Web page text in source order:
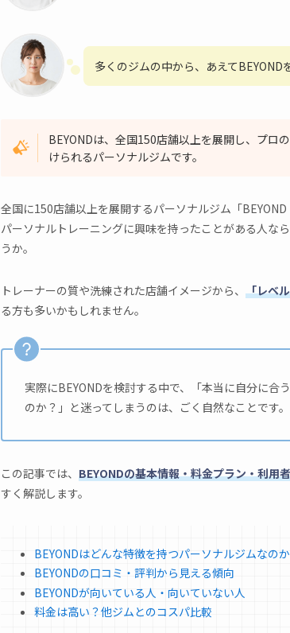
多くのジムの中から、あえてBEYOND
BEYONDは、全国150店舗以上を展開し、プロ
けられるパーソナルジムです。
全国に150店舗以上を展開するパーソナルジム「BEYOND
パーソナルトレーニングに興味を持ったことがある人な
うか。
トレーナーの質や洗練された店舗イメージから、 「レベ
る方も多いかもしれません。
実際にBEYONDを検討する中で、「本当に自分に
のか？」と迷ってしまうのは、ごく自然なことです。
この記事では、 BEYONDの基本情報・料金プラン・利用
すく解説します。
BEYONDはどんな特徴を持つパーソナルジムなのか
BEYONDの口コミ・評判から見える傾向
BEYONDが向いている人・向いていない人
料金は高い？他ジムとのコスパ比較